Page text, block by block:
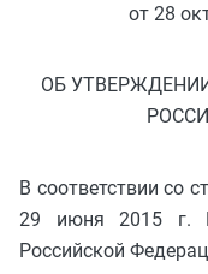
от 28
ОБ
В соответствии со
29 июня 2015 г.
Российской